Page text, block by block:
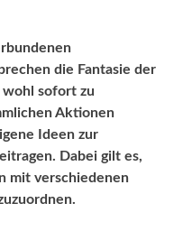
die Fantasie der
wohl sofort zu
Aktionen
Ideen zur
Dabei gilt es,
mit verschiedenen